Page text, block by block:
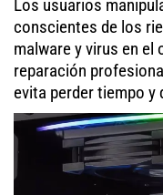
Los usuarios
conscientes de los
malware y virus en
reparación
evita perder tiempo